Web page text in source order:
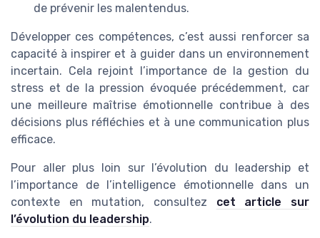
de prévenir les malentendus.
Développer ces compétences, c’est aussi renforcer sa
capacité à inspirer et à guider dans un environnement
incertain. Cela rejoint l’importance de la gestion du
stress et de la pression évoquée précédemment, car
une meilleure maîtrise émotionnelle contribue à des
décisions plus réfléchies et à une communication plus
efficace.
Pour aller plus loin sur l’évolution du leadership et
l’importance de l’intelligence émotionnelle dans un
contexte en mutation, consultez cet article sur
l’évolution du leadership.